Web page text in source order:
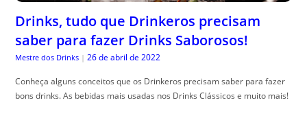
Drinks, tudo que Drinkeros precisam
saber para fazer Drinks Saborosos!
Mestre dos Drinks | 26 de abril de 2022
Conheça alguns conceitos que os Drinkeros precisam saber para fazer
bons drinks. As bebidas mais usadas nos Drinks Clássicos e muito mais!